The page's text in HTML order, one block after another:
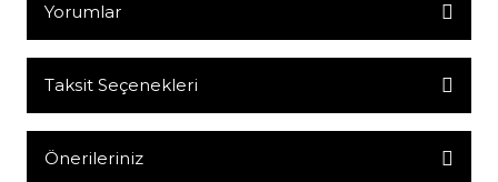
Yorumlar
Bu ürüne ilk yorumu siz yapın!
Taksit Seçenekleri
Önerileriniz